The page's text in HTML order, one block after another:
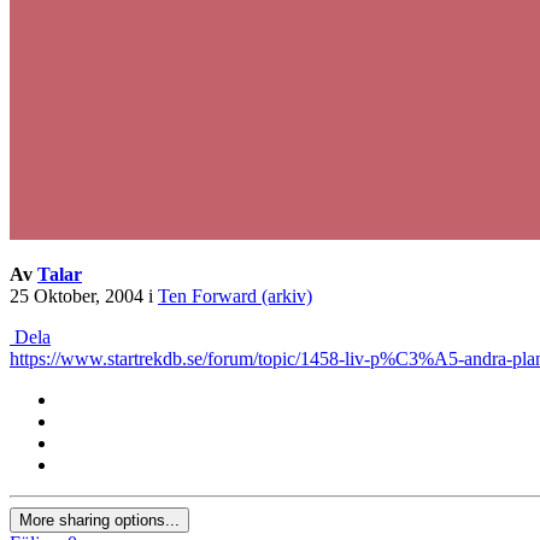
Av Talar
25 Oktober, 2004 i Ten Forward (arkiv)
Dela
https://www.startrekdb.se/forum/topic/1458-liv-p%C3%A5-andra-
More sharing options...